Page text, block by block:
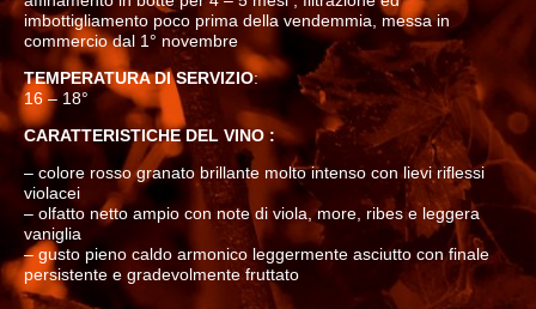
imbottigliamento poco prima della vendemmia, messa in
commercio dal 1° novembre
TEMPERATURA DI SERVIZIO:
16 – 18°
CARATTERISTICHE DEL VINO :
– colore rosso granato brillante molto intenso con lievi riflessi
violacei
– olfatto netto ampio con note di viola, more, ribes e leggera
vaniglia
– gusto pieno caldo armonico leggermente asciutto con finale
persistente e gradevolmente fruttato